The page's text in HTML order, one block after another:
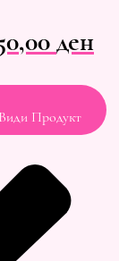
ден
Види Продукт